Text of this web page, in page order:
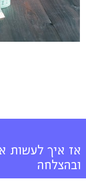
אז איך לעשות
ובהצלחה